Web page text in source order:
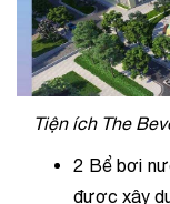
Tiện ích The
2 Bể bơi
được xây